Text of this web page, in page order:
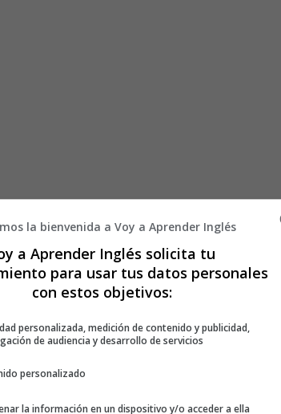
estas reglas:
la bienvenida a Voy a Aprender Inglés
a Aprender Inglés solicita tu
para usar tus datos personales
con estos objetivos:
personalizada, medición de contenido y publicidad,
de audiencia y desarrollo de servicios
personalizado
la información en un dispositivo y/o acceder a ella